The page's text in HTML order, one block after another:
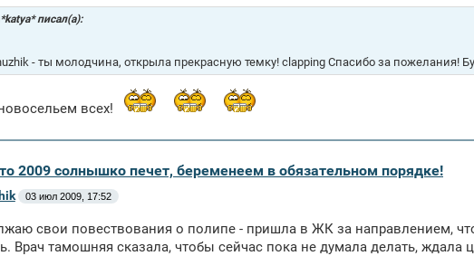
*katya* писал(а):
- ты молодчина, открыла прекрасную темку! clapping Спасибо за пожелания!
всех!
2009 солнышко печет, беременеем в обязательном порядке!
03 июл 2009, 17:52
свои повествования о полипе - пришла в ЖК за направлением,
Врач тамошняя сказала, чтобы сейчас пока не думала делать,